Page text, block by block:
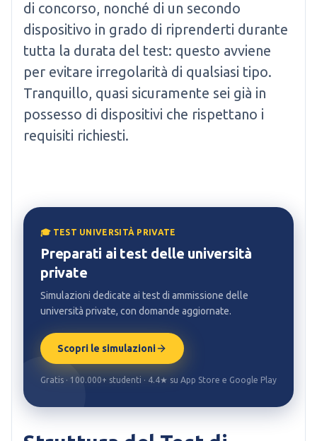
di concorso, nonché di un secondo
dispositivo in grado di riprenderti durante
tutta la durata del test: questo avviene
per evitare irregolarità di qualsiasi tipo.
Tranquillo, quasi sicuramente sei già in
possesso di dispositivi che rispettano i
requisiti richiesti.
🎓 TEST UNIVERSITÀ PRIVATE
Preparati ai test delle università
private
Simulazioni dedicate ai test di ammissione delle
università private, con domande aggiornate.
Scopri le simulazioni
Gratis · 100.000+ studenti · 4.4★ su App Store e Google Play